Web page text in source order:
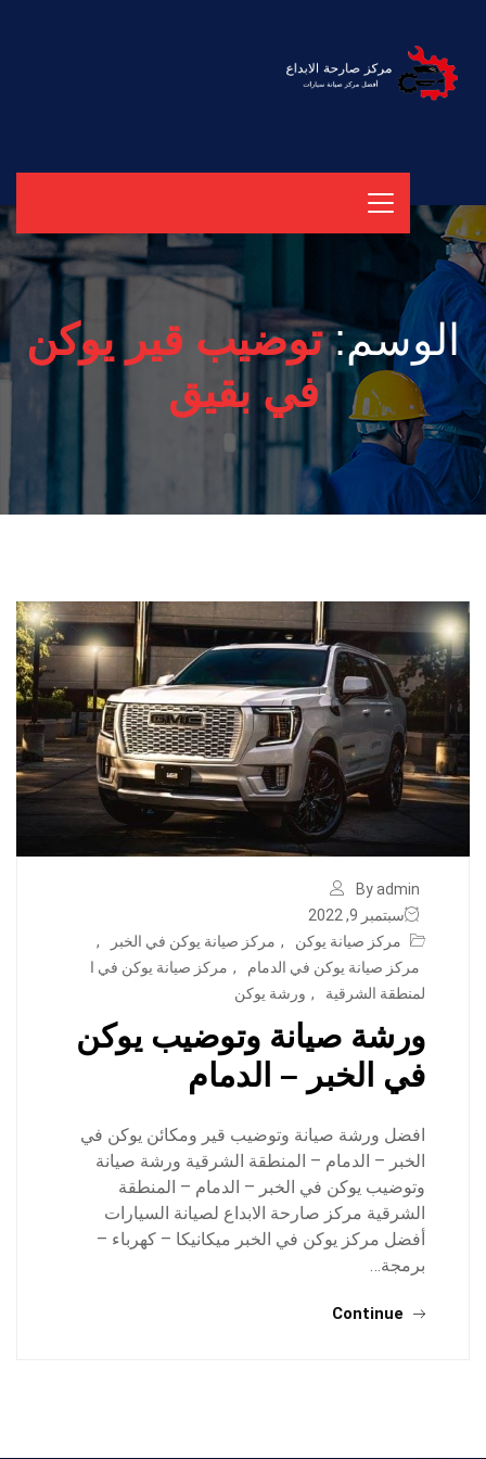
الوسم:توضيب قير يوكن
في بقيق
By admin
سبتمبر 9, 2022
مركز صيانة يوكن
, مركز صيانة يوكن في الخبر
,
مركز صيانة يوكن في الدمام
, مركز صيانة يوكن في ا
لمنطقة الشرقية
, ورشة يوكن
ورشة صيانة وتوضيب يوكن
في الخبر – الدمام
افضل ورشة صيانة وتوضيب قير ومكائن يوكن في
الخبر – الدمام – المنطقة الشرقية ورشة صيانة
وتوضيب يوكن في الخبر – الدمام – المنطقة
الشرقية مركز صارحة الابداع لصيانة السيارات
أفضل مركز يوكن في الخبر ميكانيكا – كهرباء –
برمجة…
Continue